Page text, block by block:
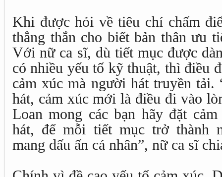
Khi được hỏi về tiêu chí chấm
thẳng thắn cho biết bản thân ưu
Với nữ ca sĩ, dù tiết mục được
có nhiều yếu tố kỹ thuật, thì điều
cảm xúc mà người hát truyền
hát, cảm xúc mới là điều đi vào
Loan mong các bạn hãy đặt
hát, để mỗi tiết mục trở thành
mang dấu ấn cá nhân”, nữ ca sĩ